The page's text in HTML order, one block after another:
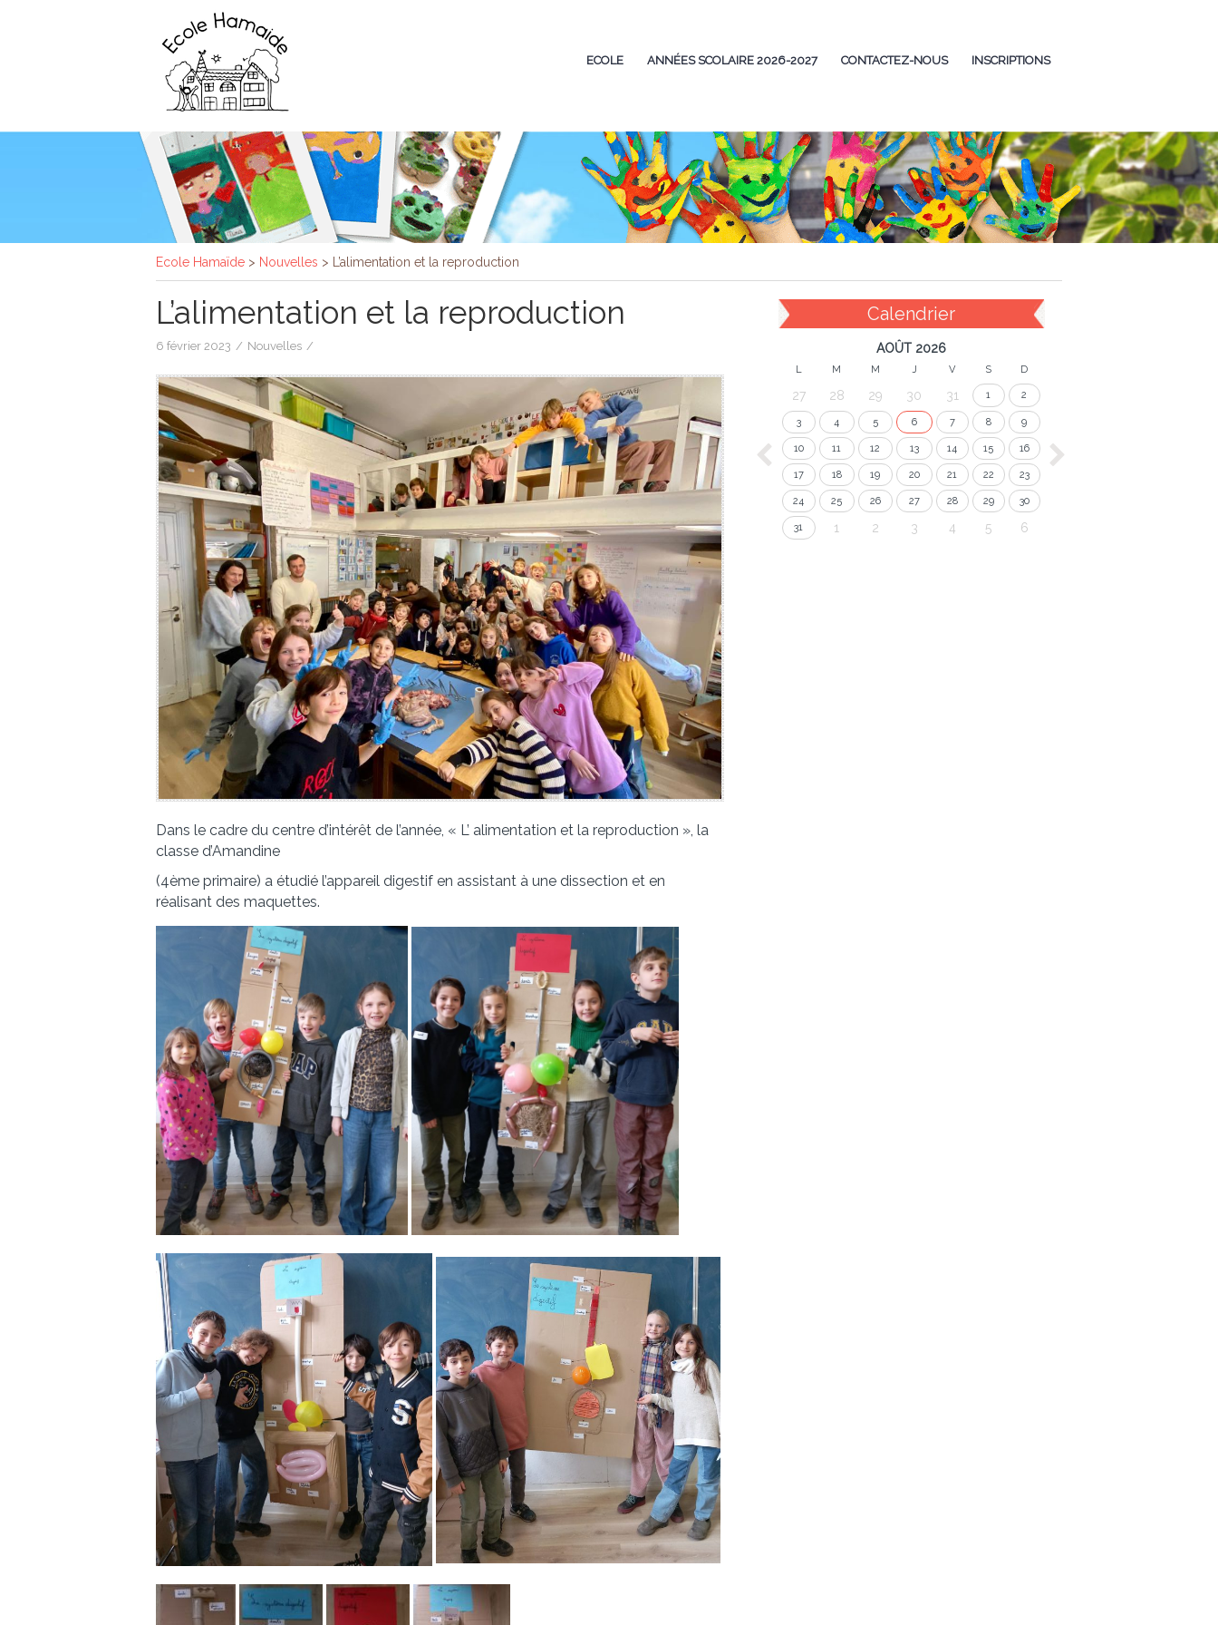
ECOLE ANNÉES SCOLAIRE 2026-2027 CONTACTEZ-NOUS INSCRIPTIONS
Ecole Hamaïde > Nouvelles > L’alimentation et la reproduction
L’alimentation et la reproduction
6 février 2023 / Nouvelles /
Dans le cadre du centre d’intérêt de l’année, « L’ alimentation et la reproduction », la
classe d’Amandine
(4ème primaire) a étudié l’appareil digestif en assistant à une dissection et en
réalisant des maquettes.
Calendrier
AOÛT 2026
L M M J V S D
27 28 29 30 31 1 2
3 4 5 6 7 8 9
10 11 12 13 14 15 16
17 18 19 20 21 22 23
24 25 26 27 28 29 30
31 1 2 3 4 5 6